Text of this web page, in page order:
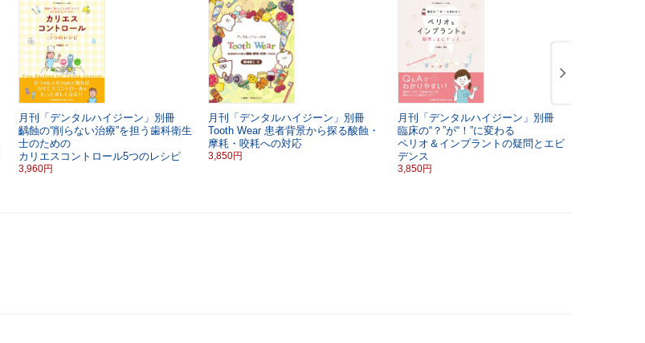
月刊「デンタルハイジーン」別冊
齲蝕の“削らない治療”を担う歯科衛生
士のための
カリエスコントロール5つのレシピ
3,960円
月刊「デンタルハイジーン」別冊
Tooth Wear 患者背景から探る酸蝕・
摩耗・咬耗への対応
3,850円
月刊「デンタルハイジーン」別冊
臨床の“？”が“！”に変わる
ペリオ＆インプラントの疑問とエビ
デンス
3,850円